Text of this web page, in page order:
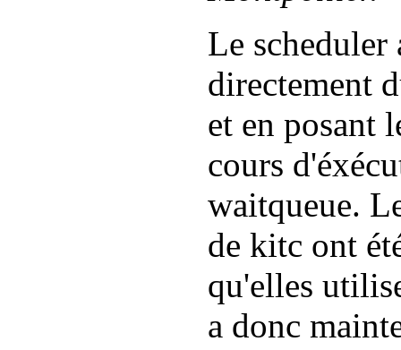
Le scheduler
directement
et en posant
cours
waitqueue.
de kitc ont
qu'elles
a donc